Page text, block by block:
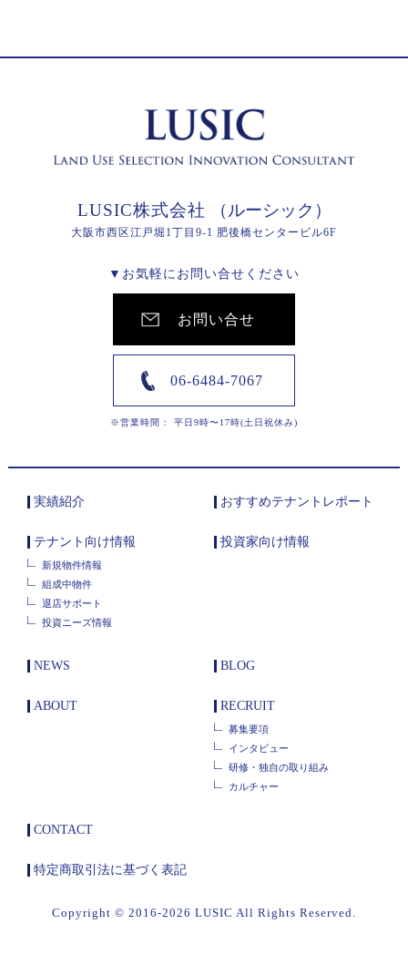
LUSIC株式会社 （ルーシック）
大阪市西区江戸堀1丁目9-1 肥後橋センタービル6F
▼お気軽にお問い合せください
お問い合せ
06-6484-7067
※営業時間： 平日9時〜17時(土日祝休み)
実績紹介 おすすめテナントレポート
テナント向け情報
新規物件情報
組成中物件
退店サポート
投資ニーズ情報
投資家向け情報
NEWS BLOG
ABOUT RECRUIT
募集要項
インタビュー
研修・独自の取り組み
カルチャー
CONTACT
特定商取引法に基づく表記
Copyright © 2016-2026 LUSIC All Rights Reserved.